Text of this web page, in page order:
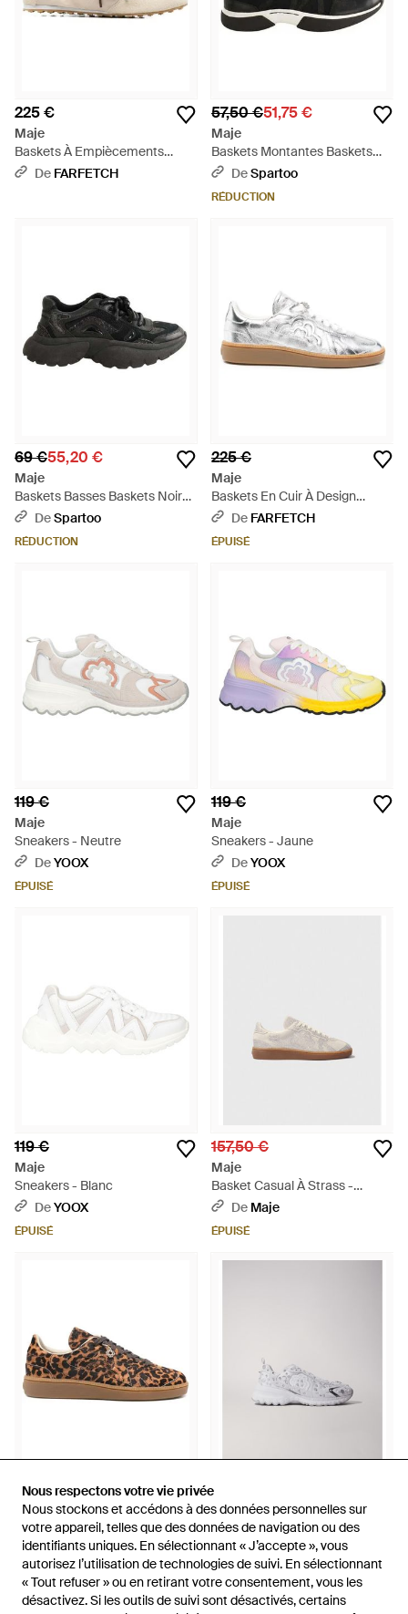
Nous respectons votre vie privée
Nous stockons et accédons à des données personnelles sur
votre appareil, telles que des données de navigation ou des
identifiants uniques. En sélectionnant « J’accepte », vous
autorisez l’utilisation de technologies de suivi. En sélectionnant
« Tout refuser » ou en retirant votre consentement, vous les
désactivez. Si les outils de suivi sont désactivés, certains
Nous respectons votre vie privée
Nous stockons et accédons à des données personnelles sur
votre appareil, telles que des données de navigation ou des
identifiants uniques. En sélectionnant « J’accepte », vous
autorisez l’utilisation de technologies de suivi. En sélectionnant
« Tout refuser » ou en retirant votre consentement, vous les
désactivez. Si les outils de suivi sont désactivés, certains
225 €
Maje
Baskets À Empiècements
Contrastants - Blanc
De FARFETCH
57,50 €51,75 €
Maje
Baskets Montantes Baskets
Noires - Noir
DeSpartoo
RÉDUCTION
69 €55,20 €
Maje
Baskets Basses Baskets Noires
- Noir
DeSpartoo
RÉDUCTION
225 €
Maje
Baskets En Cuir À Design
Métallisé - Blanc
De FARFETCH
ÉPUISÉ
119 €
Maje
Sneakers - Neutre
DeYOOX
ÉPUISÉ
119 €
Maje
Sneakers - Jaune
DeYOOX
ÉPUISÉ
119 €
Maje
Sneakers - Blanc
DeYOOX
ÉPUISÉ
157,50 €
Maje
Basket Casual À Strass -
Neutre
De Maje
ÉPUISÉ
135 €
Maje
Baskets En Cuir À Imprimé
Léopard - Marron
De FARFETCH
ÉPUISÉ
109,15 €
Maje
M Sneakers Studs - Blanc
De Maje